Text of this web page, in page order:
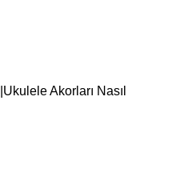
Ukulele Akorları Nasıl